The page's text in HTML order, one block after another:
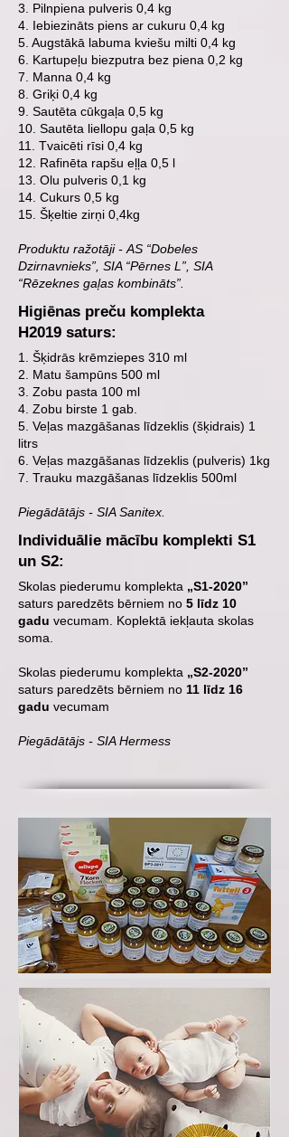
3. Pilnpiena pulveris 0,4 kg
4. Iebiezināts piens ar cukuru 0,4 kg
5. Augstākā labuma kviešu milti 0,4 kg
6. Kartupeļu biezputra bez piena 0,2 kg
7. Manna 0,4 kg
8. Griķi 0,4 kg
9. Sautēta cūkgaļa 0,5 kg
10. Sautēta liellopu gaļa 0,5 kg
11. Tvaicēti rīsi 0,4 kg
12. Rafinēta rapšu eļļa 0,5 l
13. Olu pulveris 0,1 kg
14. Cukurs 0,5 kg
15. Šķeltie zirņi 0,4kg
Produktu ražotāji - AS “Dobeles
Dzirnavnieks”, SIA “Pērnes L”, SIA
“Rēzeknes gaļas kombināts”.
Higiēnas preču komplekta
H2019 saturs:
1. Šķidrās krēmziepes 310 ml
2. Matu šampūns 500 ml
3. Zobu pasta 100 ml
4. Zobu birste 1 gab.
5. Veļas mazgāšanas līdzeklis (šķidrais) 1
litrs
6. Veļas mazgāšanas līdzeklis (pulveris) 1kg
7. Trauku mazgāšanas līdzeklis 500ml
Piegādātājs - SIA Sanitex.
Individuālie mācību komplekti S1
un S2:
Skolas piederumu komplekta „S1-2020”
saturs paredzēts bērniem no 5 līdz 10
gadu vecumam. Koplektā iekļauta skolas
soma.
Skolas piederumu komplekta „S2-2020”
saturs paredzēts bērniem no 11 līdz 16
gadu vecumam
Piegādātājs - SIA Hermess